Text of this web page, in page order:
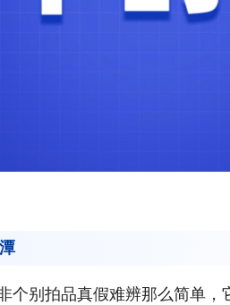
个别拍品真假难辨那么简单